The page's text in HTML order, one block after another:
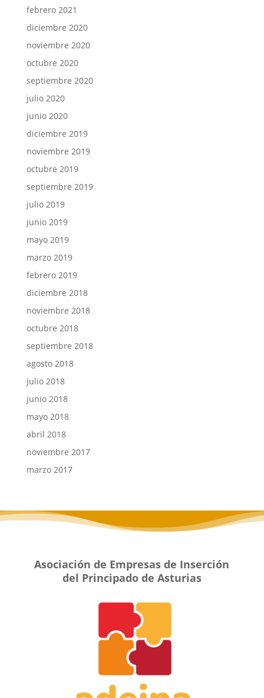
febrero 2021
diciembre 2020
noviembre 2020
octubre 2020
septiembre 2020
julio 2020
junio 2020
diciembre 2019
noviembre 2019
octubre 2019
septiembre 2019
julio 2019
junio 2019
mayo 2019
marzo 2019
febrero 2019
diciembre 2018
noviembre 2018
octubre 2018
septiembre 2018
agosto 2018
julio 2018
junio 2018
mayo 2018
abril 2018
noviembre 2017
marzo 2017
Asociación de Empresas de Inserción
del Principado de Asturias